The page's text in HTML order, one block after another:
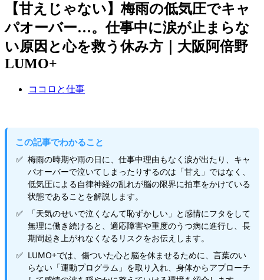
【甘えじゃない】梅雨の低気圧でキャ
パオーバー…。仕事中に涙が止まらな
い原因と心を救う休み方｜大阪阿倍野
LUMO+
ココロと仕事
この記事でわかること
梅雨の時期や雨の日に、仕事中理由もなく涙が出たり、キャ
パオーバーで泣いてしまったりするのは「甘え」ではなく、
低気圧による自律神経の乱れが脳の限界に拍車をかけている
状態であることを解説します。
「天気のせいで泣くなんて恥ずかしい」と感情にフタをして
無理に働き続けると、適応障害や重度のうつ病に進行し、長
期間起き上がれなくなるリスクをお伝えします。
LUMO+では、傷ついた心と脳を休ませるために、言葉のい
らない「運動プログラム」を取り入れ、身体からアプローチ